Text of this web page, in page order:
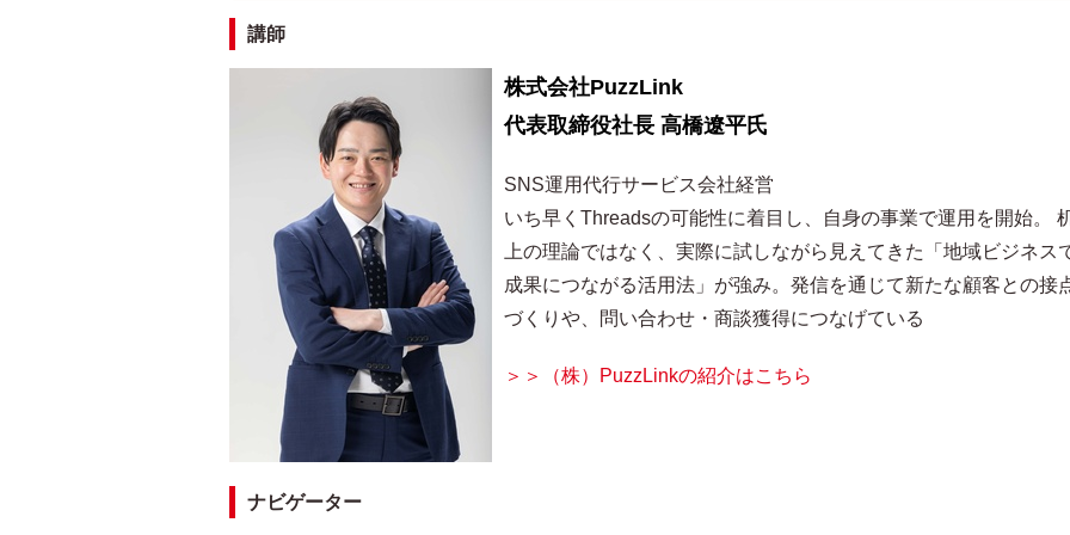
講師
株式会社PuzzLink
代表取締役社長 高橋遼平氏
SNS運用代行サービス会社経営
いち早くThreadsの可能性に着目し、自身の事業で運用を開始。
上の理論ではなく、実際に試しながら見えてきた「地域ビジネス
成果につながる活用法」が強み。発信を通じて新たな顧客との接
づくりや、問い合わせ・商談獲得につなげている
＞＞（株）PuzzLinkの紹介はこちら
ナビゲーター